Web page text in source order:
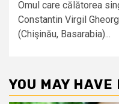
Omul care călătorea
Constantin Virgil
(Chişinău, Basarabia)...
YOU MAY HAVE